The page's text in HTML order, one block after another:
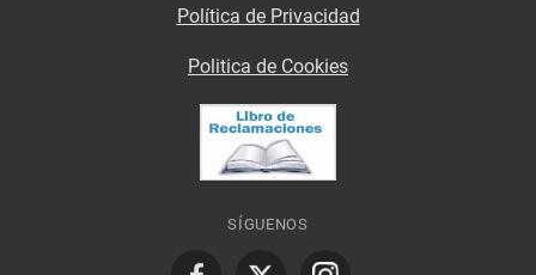
Política de Privacidad
Politica de Cookies
SÍGUENOS